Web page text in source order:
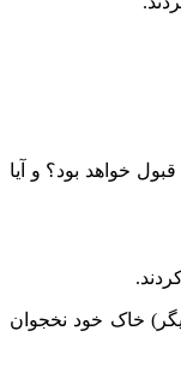
خواهد بود؟ و آیا
خاک خود نخجوان